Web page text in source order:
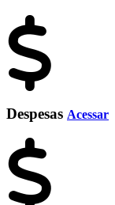
Despesas Acessar